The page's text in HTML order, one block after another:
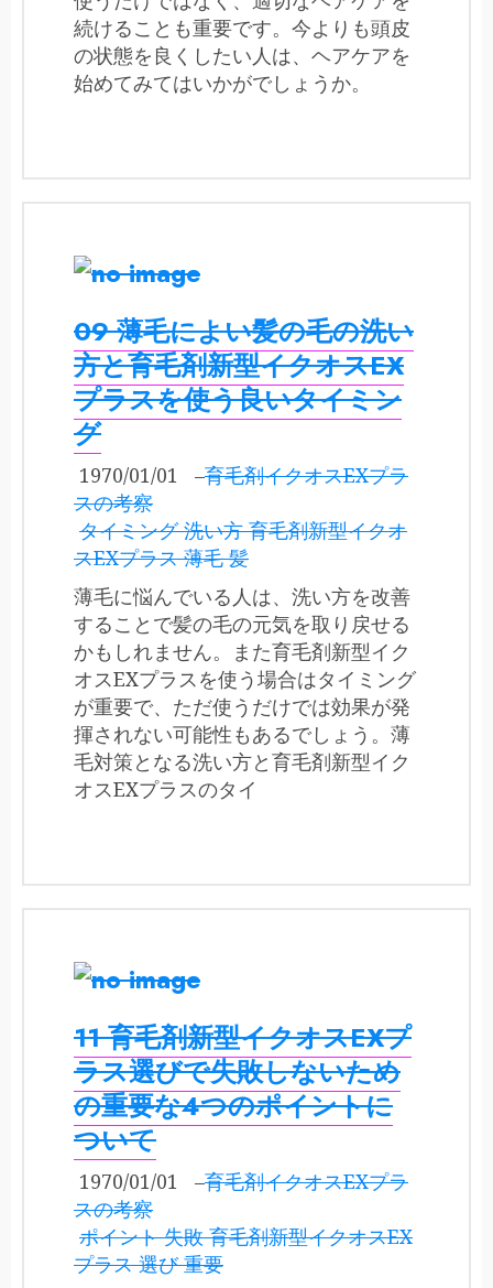
続けることも重要です。今よりも頭皮
の状態を良くしたい人は、ヘアケアを
始めてみてはいかがでしょうか。
09 薄毛によい髪の毛の洗い
方と育毛剤新型イクオスEX
プラスを使う良いタイミン
グ
1970/01/01 –育毛剤イクオスEXプラ
スの考察
タイミング 洗い方 育毛剤新型イクオ
スEXプラス 薄毛 髪
薄毛に悩んでいる人は、洗い方を改善
することで髪の毛の元気を取り戻せる
かもしれません。また育毛剤新型イク
オスEXプラスを使う場合はタイミング
が重要で、ただ使うだけでは効果が発
揮されない可能性もあるでしょう。薄
毛対策となる洗い方と育毛剤新型イク
オスEXプラスのタイ
11 育毛剤新型イクオスEXプ
ラス選びで失敗しないため
の重要な4つのポイントに
ついて
1970/01/01 –育毛剤イクオスEXプラ
スの考察
ポイント 失敗 育毛剤新型イクオスEX
プラス 選び 重要